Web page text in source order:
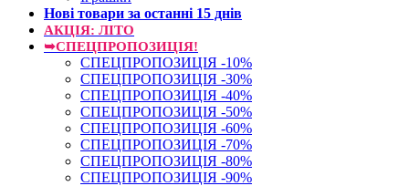
Нові товари за останнi 15 днiв
АКЦІЯ: ЛІТО
➥СПЕЦПРОПОЗИЦІЯ!
СПЕЦПРОПОЗИЦІЯ -10%
СПЕЦПРОПОЗИЦІЯ -30%
СПЕЦПРОПОЗИЦІЯ -40%
СПЕЦПРОПОЗИЦІЯ -50%
СПЕЦПРОПОЗИЦІЯ -60%
СПЕЦПРОПОЗИЦІЯ -70%
СПЕЦПРОПОЗИЦІЯ -80%
СПЕЦПРОПОЗИЦІЯ -90%